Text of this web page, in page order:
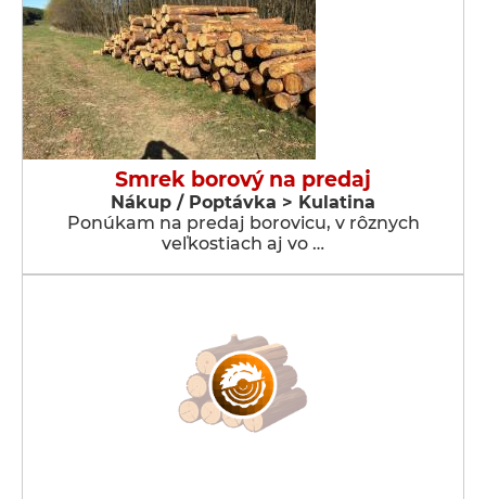
Smrek borový na predaj
Nákup / Poptávka > Kulatina
Ponúkam na predaj borovicu, v rôznych
veľkostiach aj vo …